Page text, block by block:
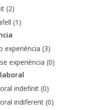
(2)
(1)
experiència (3)
experiència (0)
indefinit (0)
indiferent (0)